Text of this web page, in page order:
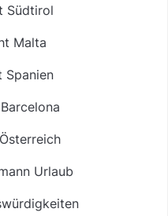
Südtirol
Malta
Spanien
Urlaub